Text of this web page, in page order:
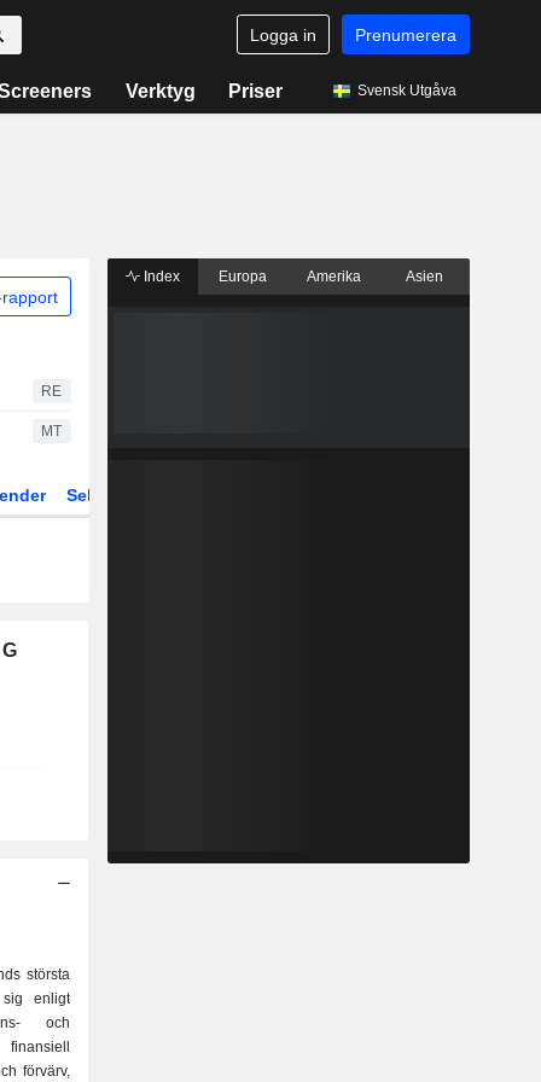
Logga in Prenumerera
Verktyg Priser Svensk Utgåva
RE
MT
Sektor
största
sig enligt
förvärv,
Index Europa Amerika Asien